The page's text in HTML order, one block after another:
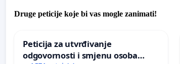
Druge peticije koje bi vas mogle zanimati!
Peticija za utvrđivanje
odgovornosti i smjenu osoba